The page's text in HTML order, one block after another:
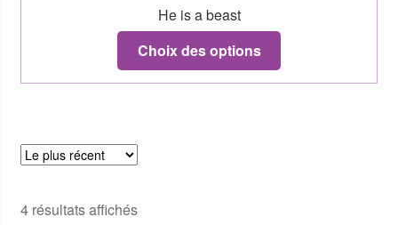
He is a beast
Choix des options
4 résultats affichés